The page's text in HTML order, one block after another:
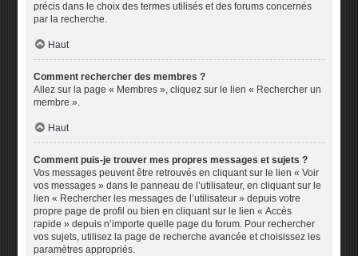
précis dans le choix des termes utilisés et des forums concernés
par la recherche.
Haut
Comment rechercher des membres ?
Allez sur la page « Membres », cliquez sur le lien « Rechercher un
membre ».
Haut
Comment puis-je trouver mes propres messages et sujets ?
Vos messages peuvent être retrouvés en cliquant sur le lien « Voir
vos messages » dans le panneau de l’utilisateur, en cliquant sur le
lien « Rechercher les messages de l’utilisateur » depuis votre
propre page de profil ou bien en cliquant sur le lien « Accès
rapide » depuis n’importe quelle page du forum. Pour rechercher
vos sujets, utilisez la page de recherche avancée et choisissez les
paramètres appropriés.